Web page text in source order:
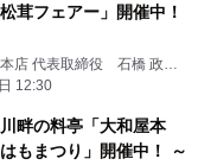
茸フェアー」開催中！
店 代表取締役 石橋 政治
12:30
畔の料亭「大和屋本
もまつり」開催中！ ～